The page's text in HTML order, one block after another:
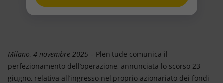
Modello satellitare
Innovazione
Attività nel mondo
Milano, 4 novembre 2025 – Plenitude comunica il
perfezionamento dell’operazione, annunciata lo scorso 23
giugno, relativa all’ingresso nel proprio azionariato dei fondi